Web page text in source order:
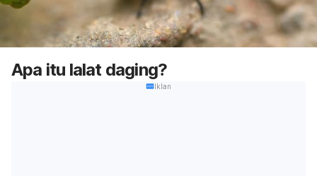
Apa itu lalat daging?
Iklan